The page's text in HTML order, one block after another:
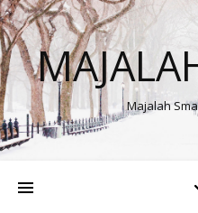
Majalah